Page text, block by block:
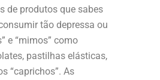
de produtos que sabes
tão depressa ou
e “mimos” como
pastilhas elásticas,
“caprichos”. As